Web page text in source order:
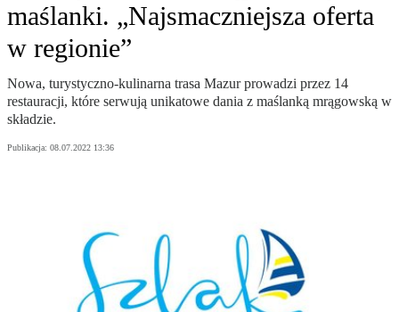
maślanki. „Najsmaczniejsza oferta
w regionie”
Nowa, turystyczno-kulinarna trasa Mazur prowadzi przez 14
restauracji, które serwują unikatowe dania z maślanką mrągowską w
składzie.
Publikacja: 08.07.2022 13:36